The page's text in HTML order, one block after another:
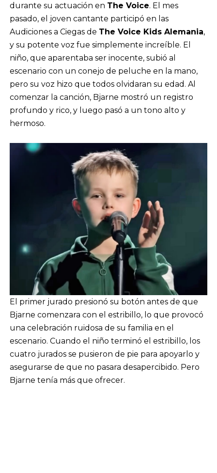
durante su actuación en The Voice. El mes
pasado, el joven cantante participó en las
Audiciones a Ciegas de The Voice Kids Alemania,
y su potente voz fue simplemente increíble. El
niño, que aparentaba ser inocente, subió al
escenario con un conejo de peluche en la mano,
pero su voz hizo que todos olvidaran su edad. Al
comenzar la canción, Bjarne mostró un registro
profundo y rico, y luego pasó a un tono alto y
hermoso.
El primer jurado presionó su botón antes de que
Bjarne comenzara con el estribillo, lo que provocó
una celebración ruidosa de su familia en el
escenario. Cuando el niño terminó el estribillo, los
cuatro jurados se pusieron de pie para apoyarlo y
asegurarse de que no pasara desapercibido. Pero
Bjarne tenía más que ofrecer.